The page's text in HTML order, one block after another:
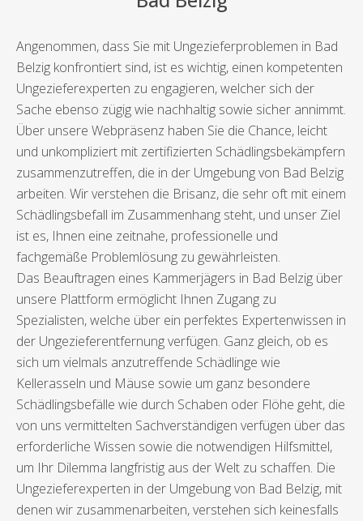
Angenommen, dass Sie mit Ungezieferproblemen in Bad
Belzig konfrontiert sind, ist es wichtig, einen kompetenten
Ungezieferexperten zu engagieren, welcher sich der
Sache ebenso zügig wie nachhaltig sowie sicher annimmt.
Über unsere Webpräsenz haben Sie die Chance, leicht
und unkompliziert mit zertifizierten Schädlingsbekämpfern
zusammenzutreffen, die in der Umgebung von Bad Belzig
arbeiten. Wir verstehen die Brisanz, die sehr oft mit einem
Schädlingsbefall im Zusammenhang steht, und unser Ziel
ist es, Ihnen eine zeitnahe, professionelle und
fachgemäße Problemlösung zu gewährleisten.
Das Beauftragen eines Kammerjägers in Bad Belzig über
unsere Plattform ermöglicht Ihnen Zugang zu
Spezialisten, welche über ein perfektes Expertenwissen in
der Ungezieferentfernung verfügen. Ganz gleich, ob es
sich um vielmals anzutreffende Schädlinge wie
Kellerasseln und Mäuse sowie um ganz besondere
Schädlingsbefälle wie durch Schaben oder Flöhe geht, die
von uns vermittelten Sachverständigen verfügen über das
erforderliche Wissen sowie die notwendigen Hilfsmittel,
um Ihr Dilemma langfristig aus der Welt zu schaffen. Die
Ungezieferexperten in der Umgebung von Bad Belzig, mit
denen wir zusammenarbeiten, verstehen sich keinesfalls